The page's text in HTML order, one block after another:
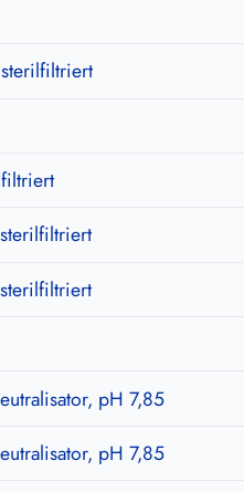
pH 7,85
pH 7,85